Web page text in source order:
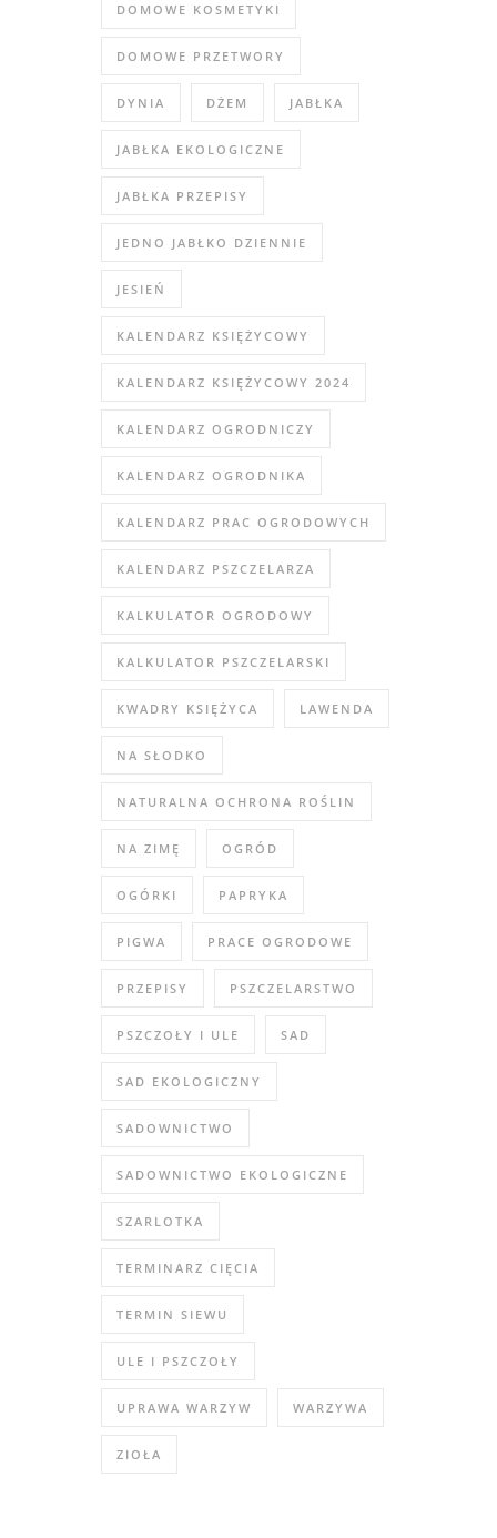
DOMOWE KOSMETYKI
DOMOWE PRZETWORY
DYNIA DŻEM JABŁKA
JABŁKA EKOLOGICZNE
JABŁKA PRZEPISY
JEDNO JABŁKO DZIENNIE
JESIEŃ
KALENDARZ KSIĘŻYCOWY
KALENDARZ KSIĘŻYCOWY 2024
KALENDARZ OGRODNICZY
KALENDARZ OGRODNIKA
KALENDARZ PRAC OGRODOWYCH
KALENDARZ PSZCZELARZA
KALKULATOR OGRODOWY
KALKULATOR PSZCZELARSKI
KWADRY KSIĘŻYCA LAWENDA
NA SŁODKO
NATURALNA OCHRONA ROŚLIN
NA ZIMĘ OGRÓD
OGÓRKI PAPRYKA
PIGWA PRACE OGRODOWE
PRZEPISY PSZCZELARSTWO
PSZCZOŁY I ULE SAD
SAD EKOLOGICZNY
SADOWNICTWO
SADOWNICTWO EKOLOGICZNE
SZARLOTKA
TERMINARZ CIĘCIA
TERMIN SIEWU
ULE I PSZCZOŁY
UPRAWA WARZYW WARZYWA
ZIOŁA